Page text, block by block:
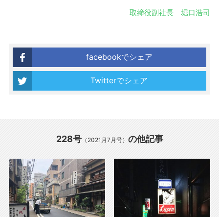
取締役副社長 堀口浩司
facebookでシェア
Twitterでシェア
228号（2021月7月号） の他記事